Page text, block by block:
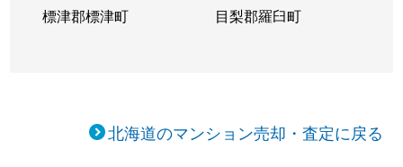
標津郡標津町 目梨郡羅臼町
北海道のマンション売却・査定に戻る